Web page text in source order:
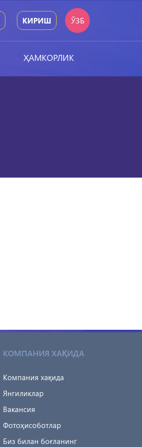
КИРИШ ЎЗБ
ҲАМКОРЛИК
КОМПАНИЯ ХАҚИДА
Компания хақида
Янгиликлар
Вакансия
Фотоҳисоботлар
Биз билан боғланинг